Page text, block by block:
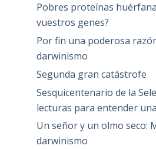
Pobres proteínas
vuestros genes?
Por fin una poderosa
darwinismo
Segunda gran catástrofe
Sesquicentenario de la
lecturas para entender
Un señor y un olmo seco:
darwinismo